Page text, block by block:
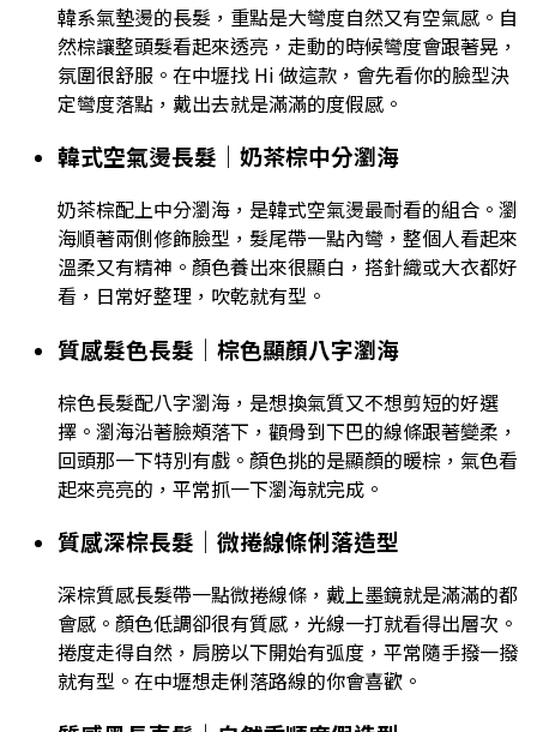
韓系氣墊燙的長髮，重點是大彎度自然又有空氣感。自
然棕讓整頭髮看起來透亮，走動的時候彎度會跟著晃，
氛圍很舒服。在中壢找 Hi 做這款，會先看你的臉型決
定彎度落點，戴出去就是滿滿的度假感。
韓式空氣燙長髮｜奶茶棕中分瀏海
奶茶棕配上中分瀏海，是韓式空氣燙最耐看的組合。瀏
海順著兩側修飾臉型，髮尾帶一點內彎，整個人看起來
溫柔又有精神。顏色養出來很顯白，搭針織或大衣都好
看，日常好整理，吹乾就有型。
質感髮色長髮｜棕色顯顏八字瀏海
棕色長髮配八字瀏海，是想換氣質又不想剪短的好選
擇。瀏海沿著臉頰落下，顴骨到下巴的線條跟著變柔，
回頭那一下特別有戲。顏色挑的是顯顏的暖棕，氣色看
起來亮亮的，平常抓一下瀏海就完成。
質感深棕長髮｜微捲線條俐落造型
深棕質感長髮帶一點微捲線條，戴上墨鏡就是滿滿的都
會感。顏色低調卻很有質感，光線一打就看得出層次。
捲度走得自然，肩膀以下開始有弧度，平常隨手撥一撥
就有型。在中壢想走俐落路線的你會喜歡。